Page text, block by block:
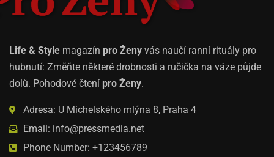
Life & Style magazín pro Ženy vás naučí ranní rituály pro
hubnutí: Změňte některé drobnosti a ručička na váze půjde
dolů. Pohodové čtení pro Ženy.
Adresa: U Michelského mlýna 8, Praha 4
Email: info@pressmedia.net
Phone Number: +123456789